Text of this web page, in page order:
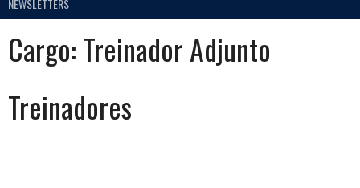
NEWSLETTERS
Cargo:Treinador Adjunto
Treinadores